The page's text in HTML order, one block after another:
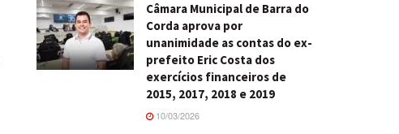
Câmara Municipal de Barra do
Corda aprova por
unanimidade as contas do ex-
prefeito Eric Costa dos
exercícios financeiros de
2015, 2017, 2018 e 2019
10/03/2026